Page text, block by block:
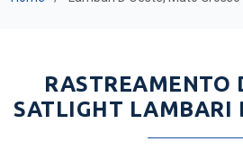
RASTREAMENTO
SATLIGHT LAMBARI